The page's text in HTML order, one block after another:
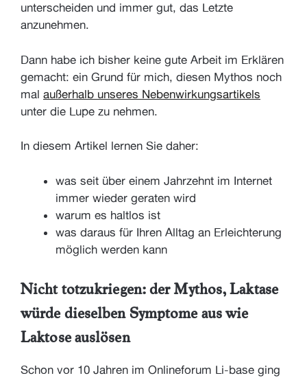
unterscheiden und immer gut, das Letzte
anzunehmen.
Dann habe ich bisher keine gute Arbeit im Erklären
gemacht: ein Grund für mich, diesen Mythos noch
mal außerhalb unseres Nebenwirkungsartikels
unter die Lupe zu nehmen.
In diesem Artikel lernen Sie daher:
was seit über einem Jahrzehnt im Internet
immer wieder geraten wird
warum es haltlos ist
was daraus für Ihren Alltag an Erleichterung
möglich werden kann
Nicht totzukriegen: der Mythos, Laktase
würde dieselben Symptome aus wie
Laktose auslösen
Schon vor 10 Jahren im Onlineforum Li-base ging